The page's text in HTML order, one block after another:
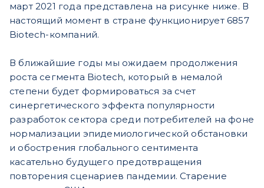
март 2021 года представлена на рисунке ниже. В
настоящий момент в стране функционирует 6857
Biotech-компаний.
В ближайшие годы мы ожидаем продолжения
роста сегмента Biotech, который в немалой
степени будет формироваться за счет
синергетического эффекта популярности
разработок сектора среди потребителей на фоне
нормализации эпидемиологической обстановки
и обострения глобального сентимента
касательно будущего предотвращения
повторения сценариев пандемии. Старение